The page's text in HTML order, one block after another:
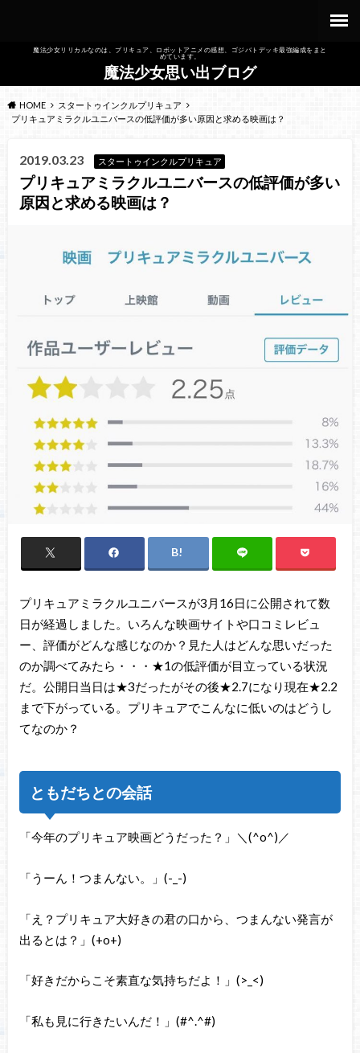
魔法少女リリカルなのは、プリキュア、ロボットアニメの感想、ゴジバトデッキ最強編成をまと
めています。
魔法少女思い出ブログ
HOME
スタートゥインクルプリキュア
プリキュアミラクルユニバースの低評価が多い原因と求める映画は？
2019.03.23 スタートゥインクルプリキュア
プリキュアミラクルユニバースの低評価が多い
原因と求める映画は？
プリキュアミラクルユニバースが3月16日に公開されて数
日が経過しました。いろんな映画サイトや口コミレビュ
ー、評価がどんな感じなのか？見た人はどんな思いだった
のか調べてみたら・・・★1の低評価が目立っている状況
だ。公開日当日は★3だったがその後★2.7になり現在★2.2
まで下がっている。プリキュアでこんなに低いのはどうし
てなのか？
ともだちとの会話
「今年のプリキュア映画どうだった？」＼(^o^)／
「うーん！つまんない。」(-_-)
「え？プリキュア大好きの君の口から、つまんない発言が
出るとは？」(+o+)
「好きだからこそ素直な気持ちだよ！」(>_<)
「私も見に行きたいんだ！」(#^.^#)